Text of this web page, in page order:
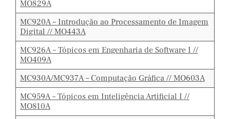
MO829A
MC920A – Introdução ao Processamento de Imagem
Digital // MO443A
MC926A – Tópicos em Engenharia de Software I //
MO409A
MC930A/MC937A – Computação Gráfica // MO603A
MC959A – Tópicos em Inteligência Artificial I //
MO810A